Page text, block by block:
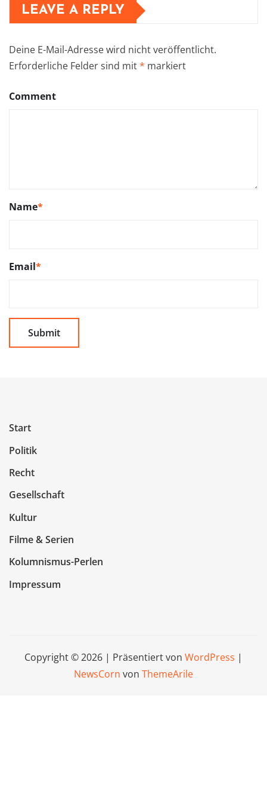
LEAVE A REPLY
Deine E-Mail-Adresse wird nicht veröffentlicht.
Erforderliche Felder sind mit* markiert
Comment
Name*
Email*
Start
Politik
Recht
Gesellschaft
Kultur
Filme & Serien
Kolumnismus-Perlen
Impressum
Copyright © 2026 | Präsentiert von WordPress |
NewsCorn von ThemeArile